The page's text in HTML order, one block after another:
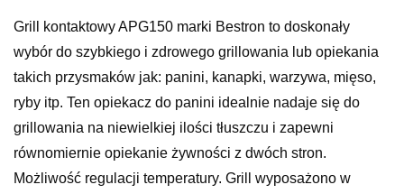
Grill kontaktowy APG150 marki Bestron to doskonały
wybór do szybkiego i zdrowego grillowania lub opiekania
takich przysmaków jak: panini, kanapki, warzywa, mięso,
ryby itp. Ten opiekacz do panini idealnie nadaje się do
grillowania na niewielkiej ilości tłuszczu i zapewni
równomiernie opiekanie żywności z dwóch stron.
Możliwość regulacji temperatury. Grill wyposażono w